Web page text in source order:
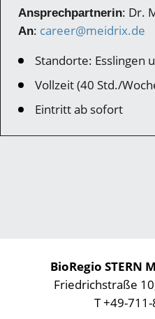
Ansprechpartnerin: Dr.
An: career@meidrix.de
Standorte: Esslingen
Vollzeit (40 Std./
Eintritt ab sofort
BioRegio STERN
Friedrichstraße
T +49-